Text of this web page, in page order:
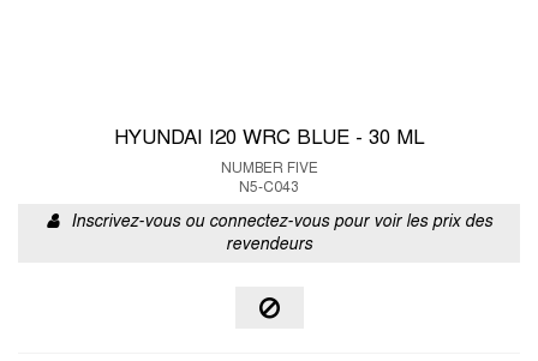
HYUNDAI I20 WRC BLUE - 30 ML
NUMBER FIVE
N5-C043
Inscrivez-vous ou connectez-vous pour voir les prix des
revendeurs